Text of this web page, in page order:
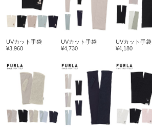
UVカット手袋
¥3,960
UVカット手袋
¥4,730
UVカット手袋
¥4,180